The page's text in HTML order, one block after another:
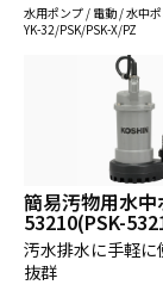
水用ポンプ / 電動 / 水中
YK-32/PSK/PSK-X/PZ
簡易汚物用水中
53210(PSK-
汚水排水に手軽に
抜群